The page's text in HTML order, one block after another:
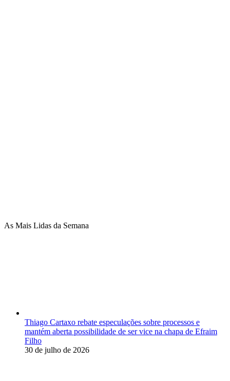
As Mais Lidas da Semana
Thiago Cartaxo rebate especulações sobre processos e
mantém aberta possibilidade de ser vice na chapa de Efraim
Filho
30 de julho de 2026